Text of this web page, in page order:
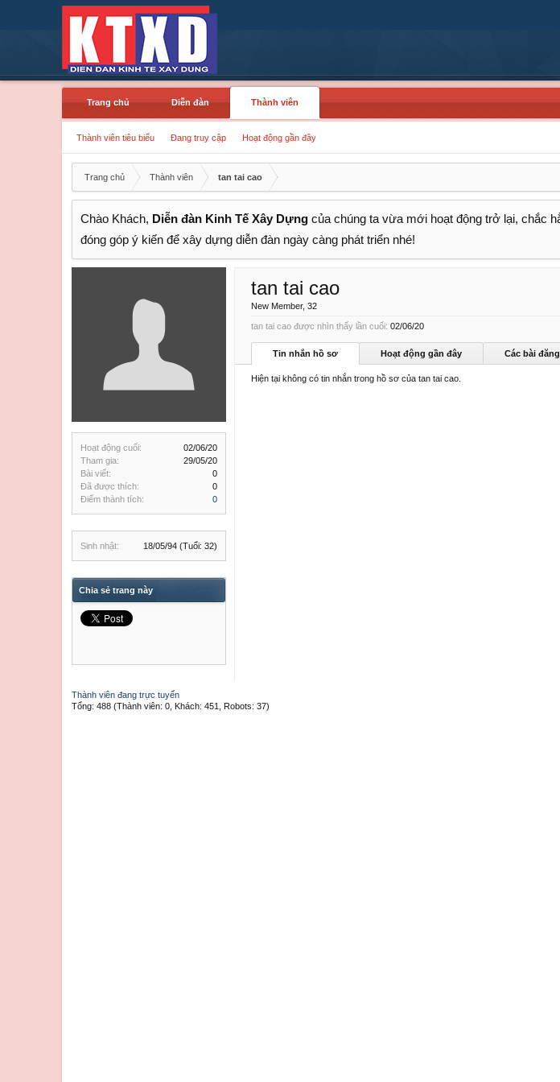
Trang chủ
Diễn đàn Thành viên
Thành viên tiêu biểu Đang truy cập Hoạt động gần đây
Trang chủ Thành viên tan tai cao
Chào Khách, Diễn đàn Kinh Tế Xây Dựng của chúng ta vừa mới hoạt động trở lại, chắc
đóng góp ý kiến để xây dựng diễn đàn ngày càng phát triển nhé!
Hoạt động cuối:
02/06/20
Tham gia:
29/05/20
Bài viết:
0
Đã được thích:
0
Điểm thành tích:
0
Sinh nhật: 18/05/94 (Tuổi: 32)
Chia sẻ trang này
tan tai cao
New Member, 32
tan tai cao được nhìn thấy lần cuối: 02/06/20
Tin nhắn hồ sơ Hoạt động gần đây Các bài đăng
Hiện tại không có tin nhắn trong hồ sơ của tan tai cao.
Thành viên đang trực tuyến
Tổng: 488 (Thành viên: 0, Khách: 451, Robots: 37)